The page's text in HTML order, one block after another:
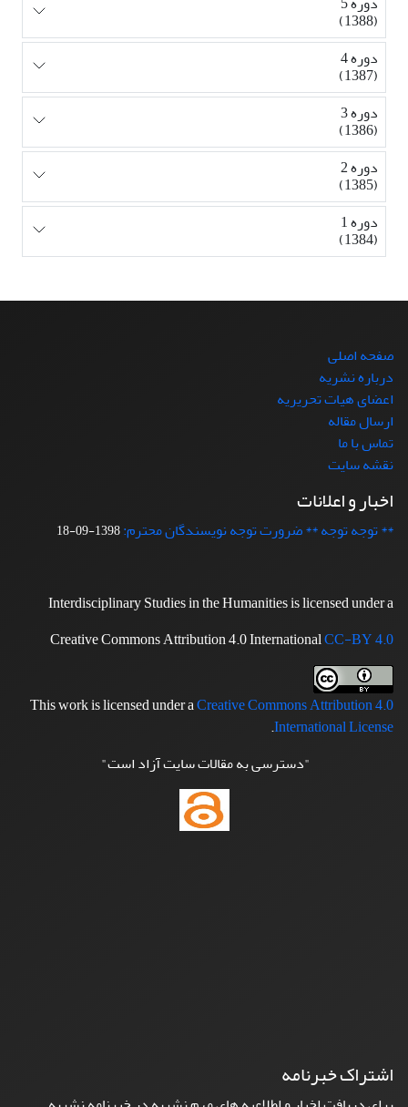
(1388)
دوره 4
(1387)
دوره 3
(1386)
دوره 2
(1385)
دوره 1
(1384)
صفحه اصلی
درباره نشریه
اعضای هیات تحریریه
ارسال مقاله
تماس با ما
نقشه سایت
اخبار و اعلانات
** توجه توجه ** ضرورت توجه نویسندگان محترم:1398-09-18
Interdisciplinary Studies in the Humanities is licensed under a
Creative Commons Attribution 4.0 InternationalCC-BY 4.0
This work is licensed under aCreative Commons Attribution 4.0
International License
.
"دسترسی به مقالات سایت آزاد است"
اشتراک خبرنامه